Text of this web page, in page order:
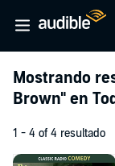
Mostrando
Brown" en
1 - 4 of 4 resultado